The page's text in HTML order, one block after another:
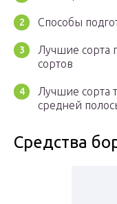
Способы
Лучшие сорта
сортов
Лучшие сорта
средней
Средства